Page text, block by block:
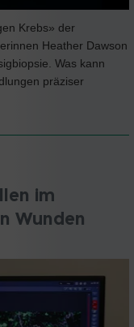
Krebs» der
Heather Dawson
Was kann
präziser
im
Wunden